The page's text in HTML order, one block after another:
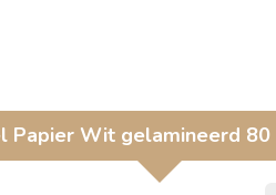
Papier Wit gelamineerd